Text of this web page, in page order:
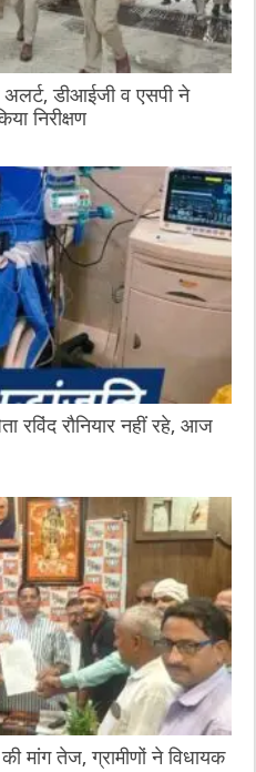
डीआईजी व एसपी ने
निरीक्षण
रविंद रौनियार नहीं रहे, आज
मांग तेज, ग्रामीणों ने विधायक